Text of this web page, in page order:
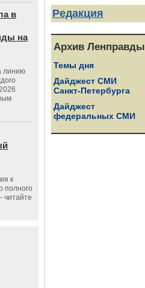
в
на
линию
к
полного
читайте
Редакция
Архив Ленправды
Темы дня
Дайджест СМИ
Санкт-Петербурга
Дайджест
федеральных СМИ